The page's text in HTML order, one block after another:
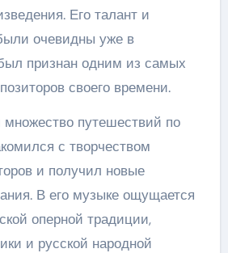
Его талант и
очевидны уже в
признан одним из самых
своего времени.
путешествий по
с творчеством
и получил новые
В его музыке ощущается
оперной традиции,
и русской народной